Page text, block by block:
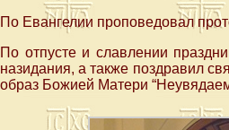
По Евангелии проповедовал
По отпусте и славлении
назидания, а также поздравил
образ Божией Матери